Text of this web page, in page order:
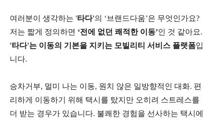
여러분이 생각하는 '타다'의 ‘브랜드다움’은 무엇인가요?
저는 짧게 정의하면 ‘전에 없던 쾌적한 이동’인 것 같아요.
'타다'는 이동의 기본을 지키는 모빌리티 서비스 플랫폼입
니다.
승차거부, 멀미 나는 이동, 원치 않은 일방향적인 대화. 편
리하게 이동하기 위해 택시를 탔지만 오히려 스트레스를
더 받는 경우가 있습니다. 불쾌한 경험을 선사하는 택시에